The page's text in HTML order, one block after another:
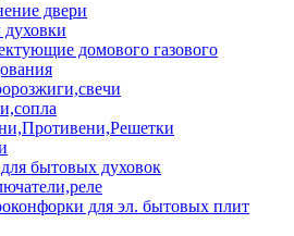
двери
домового газового
бытовых духовок
для эл. бытовых плит